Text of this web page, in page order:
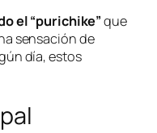
el “purichike”que
sensación de
día, estos